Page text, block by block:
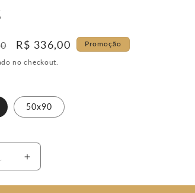
Preço
promocional
R$ 336,00 Promoção
no checkout.
50x90
Aumentar
a
quantidade